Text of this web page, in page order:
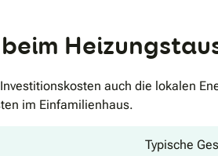
auch die lokalen
im Einfamilienhaus.
Typische